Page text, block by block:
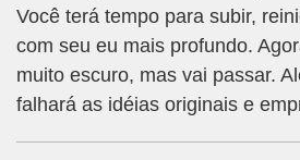
Você terá tempo para subir,
com seu eu mais profundo.
muito escuro, mas vai passar.
falhará as idéias originais e